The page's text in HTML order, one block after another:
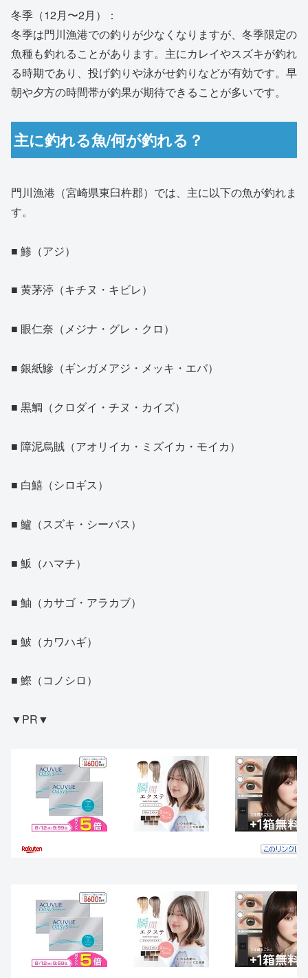
冬季（12月〜2月）：
冬季は門川漁港での釣りが少なくなりますが、冬季限定の
魚種も釣れることがあります。主にカレイやスズキが釣れ
る時期であり、投げ釣りや泳がせ釣りなどが有効です。早
朝や夕方の時間帯が釣果が期待できることが多いです。
主に釣れる魚/何が釣れる？
門川漁港（宮崎県東臼杵郡）では、主に以下の魚が釣れま
す。
■ 鯵（アジ）
■ 黄茅渟（キチヌ・キビレ）
■ 眼仁奈（メジナ・グレ・クロ）
■ 銀紙鰺（ギンガメアジ・メッキ・エバ）
■ 黒鯛（クロダイ・チヌ・カイズ）
■ 障泥烏賊（アオリイカ・ミズイカ・モイカ）
■ 白鱚（シロギス）
■ 鱸（スズキ・シーバス）
■ 魬（ハマチ）
■ 鮋（カサゴ・アラカブ）
■ 鮍（カワハギ）
■ 鰶（コノシロ）
▼PR▼